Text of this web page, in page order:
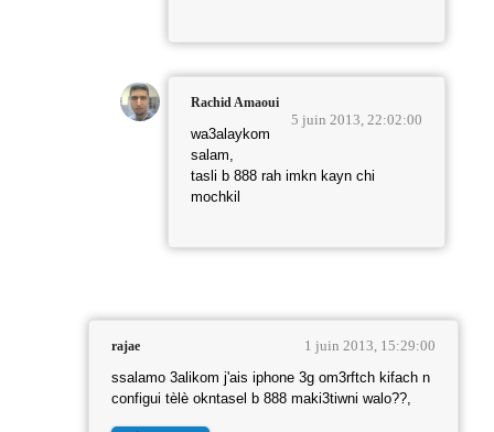
Rachid Amaoui
5 juin 2013, 22:02:00
wa3alaykom
salam,
tasli b 888 rah imkn kayn chi
mochkil
rajae 1 juin 2013, 15:29:00
ssalamo 3alikom j'ais iphone 3g om3rftch kifach n
configui tèlè okntasel b 888 maki3tiwni walo??,